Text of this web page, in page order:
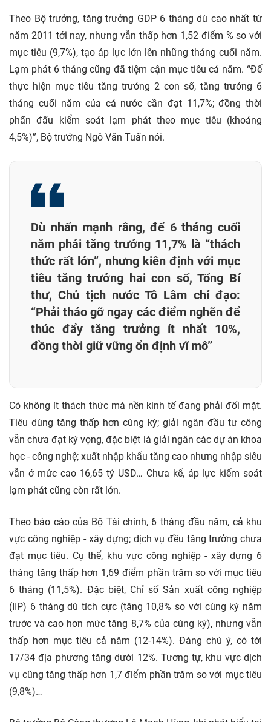
Theo Bộ trưởng, tăng trưởng GDP 6 tháng dù cao nhất từ
năm 2011 tới nay, nhưng vẫn thấp hơn 1,52 điểm % so với
mục tiêu (9,7%), tạo áp lực lớn lên những tháng cuối năm.
Lạm phát 6 tháng cũng đã tiệm cận mục tiêu cả năm. “Để
thực hiện mục tiêu tăng trưởng 2 con số, tăng trưởng 6
tháng cuối năm của cả nước cần đạt 11,7%; đồng thời
phấn đấu kiểm soát lạm phát theo mục tiêu (khoảng
4,5%)”, Bộ trưởng Ngô Văn Tuấn nói.
Dù nhấn mạnh rằng, để 6 tháng cuối
năm phải tăng trưởng 11,7% là “thách
thức rất lớn”, nhưng kiên định với mục
tiêu tăng trưởng hai con số, Tổng Bí
thư, Chủ tịch nước Tô Lâm chỉ đạo:
“Phải tháo gỡ ngay các điểm nghẽn để
thúc đẩy tăng trưởng ít nhất 10%,
đồng thời giữ vững ổn định vĩ mô”
Có không ít thách thức mà nền kinh tế đang phải đối mặt.
Tiêu dùng tăng thấp hơn cùng kỳ; giải ngân đầu tư công
vẫn chưa đạt kỳ vọng, đặc biệt là giải ngân các dự án khoa
học - công nghệ; xuất nhập khẩu tăng cao nhưng nhập siêu
vẫn ở mức cao 16,65 tỷ USD… Chưa kể, áp lực kiểm soát
lạm phát cũng còn rất lớn.
Theo báo cáo của Bộ Tài chính, 6 tháng đầu năm, cả khu
vực công nghiệp - xây dựng; dịch vụ đều tăng trưởng chưa
đạt mục tiêu. Cụ thể, khu vực công nghiệp - xây dựng 6
tháng tăng thấp hơn 1,69 điểm phần trăm so với mục tiêu
6 tháng (11,5%). Đặc biệt, Chỉ số Sản xuất công nghiệp
(IIP) 6 tháng dù tích cực (tăng 10,8% so với cùng kỳ năm
trước và cao hơn mức tăng 8,7% của cùng kỳ), nhưng vẫn
thấp hơn mục tiêu cả năm (12-14%). Đáng chú ý, có tới
17/34 địa phương tăng dưới 12%. Tương tự, khu vực dịch
vụ cũng tăng thấp hơn 1,7 điểm phần trăm so với mục tiêu
(9,8%)…